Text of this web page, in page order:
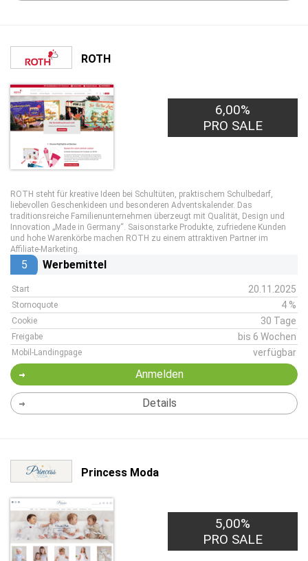
ROTH
6,00%
PRO SALE
ROTH steht für kreative Ideen bei Schultüten, praktischem Schulbedarf,
liebevollen Geschenkideen und besonderen Adventskalender. Das
traditionsreiche Familienunternehmen überzeugt mit Qualität, Design und
Innovation „Made in Germany“. Saisonstarke Produkte, zufriedene Kunden
und hohe Warenkörbe machen ROTH zu einem attraktiven Partner im
Affiliate-Marketing.
5 Werbemittel
Start 20.11.2025
Stornoquote 4 %
Cookie 30 Tage
Freigabe bis 6 Wochen
Mobil-Landingpage verfügbar
Anmelden
Details
Princess Moda
5,00%
PRO SALE